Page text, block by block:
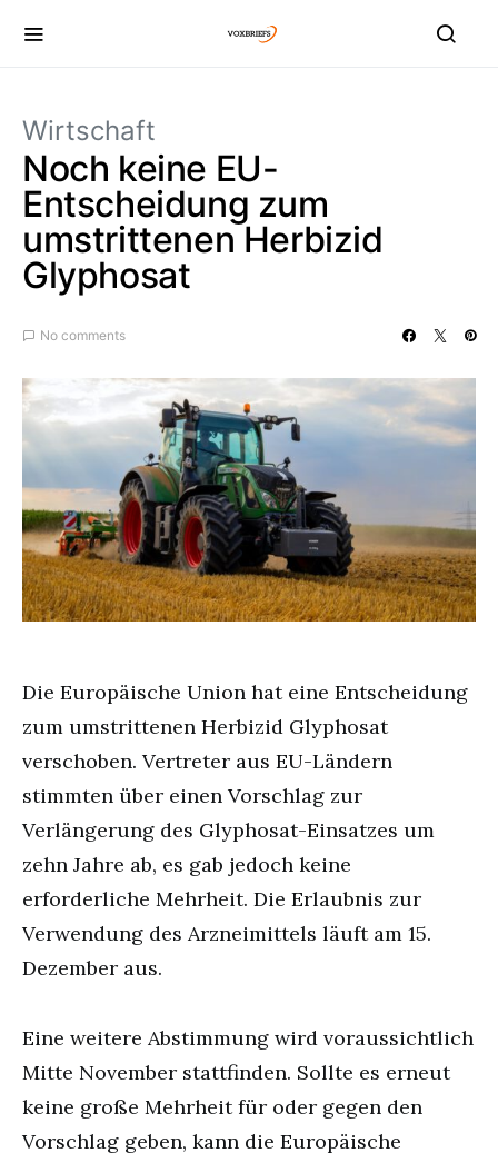
Wirtschaft
Noch keine EU-
Entscheidung zum
umstrittenen Herbizid
Glyphosat
No comments
Die Europäische Union hat eine Entscheidung
zum umstrittenen Herbizid Glyphosat
verschoben. Vertreter aus EU-Ländern
stimmten über einen Vorschlag zur
Verlängerung des Glyphosat-Einsatzes um
zehn Jahre ab, es gab jedoch keine
erforderliche Mehrheit. Die Erlaubnis zur
Verwendung des Arzneimittels läuft am 15.
Dezember aus.
Eine weitere Abstimmung wird voraussichtlich
Mitte November stattfinden. Sollte es erneut
keine große Mehrheit für oder gegen den
Vorschlag geben, kann die Europäische